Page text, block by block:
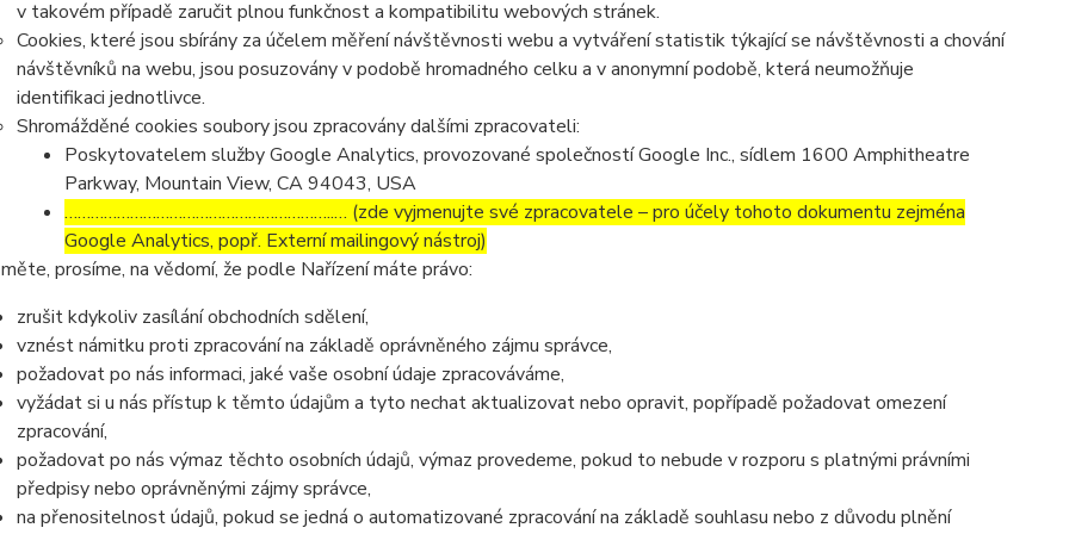
v takovém případě zaručit plnou funkčnost a kompatibilitu webových stránek.
Cookies, které jsou sbírány za účelem měření návštěvnosti webu a vytváření statistik týkající se návštěvnosti a chování
návštěvníků na webu, jsou posuzovány v podobě hromadného celku a v anonymní podobě, která neumožňuje
identifikaci jednotlivce.
Shromážděné cookies soubory jsou zpracovány dalšími zpracovateli:
Poskytovatelem služby Google Analytics, provozované společností Google Inc., sídlem 1600 Amphitheatre
Parkway, Mountain View, CA 94043, USA
……………………………………………………..… (zde vyjmenujte své zpracovatele – pro účely tohoto dokumentu zejména
Google Analytics, popř. Externí mailingový nástroj)
prosíme, na vědomí, že podle Nařízení máte právo:
zrušit kdykoliv zasílání obchodních sdělení,
vznést námitku proti zpracování na základě oprávněného zájmu správce,
požadovat po nás informaci, jaké vaše osobní údaje zpracováváme,
vyžádat si u nás přístup k těmto údajům a tyto nechat aktualizovat nebo opravit, popřípadě požadovat omezení
zpracování,
požadovat po nás výmaz těchto osobních údajů, výmaz provedeme, pokud to nebude v rozporu s platnými právními
předpisy nebo oprávněnými zájmy správce,
na přenositelnost údajů, pokud se jedná o automatizované zpracování na základě souhlasu nebo z důvodu plnění